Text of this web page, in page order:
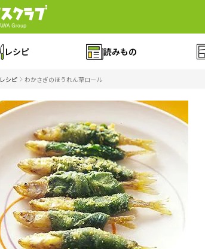
レシピ 読みもの
レシピ わかさぎのほうれん草ロール